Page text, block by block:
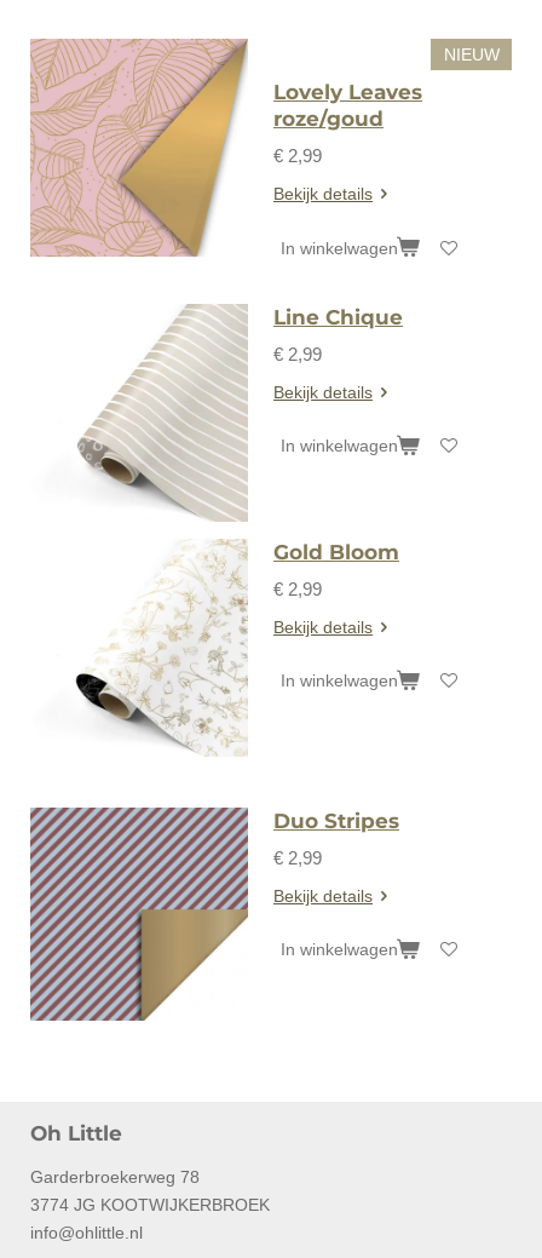
NIEUW
Lovely Leaves
roze/goud
€ 2,99
Bekijk details
In winkelwagen
Line Chique
€ 2,99
Bekijk details
In winkelwagen
Gold Bloom
€ 2,99
Bekijk details
In winkelwagen
Duo Stripes
€ 2,99
Bekijk details
In winkelwagen
Oh Little
Garderbroekerweg 78
3774 JG KOOTWIJKERBROEK
info@ohlittle.nl